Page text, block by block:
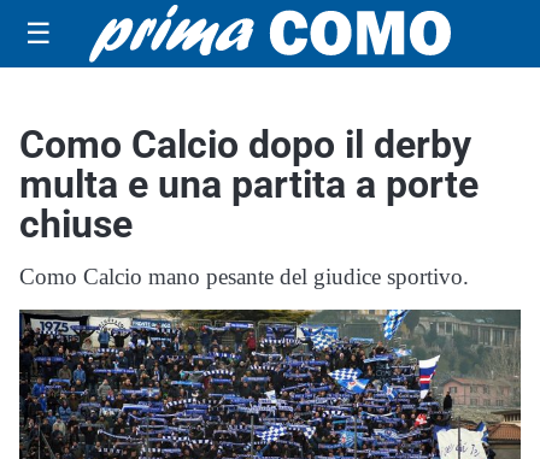
☰
Como Calcio dopo il derby
multa e una partita a porte
chiuse
Como Calcio mano pesante del giudice sportivo.